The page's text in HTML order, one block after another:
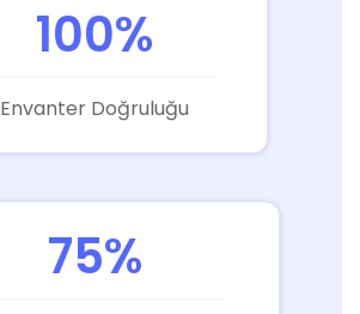
100%
Envanter Doğruluğu
75%